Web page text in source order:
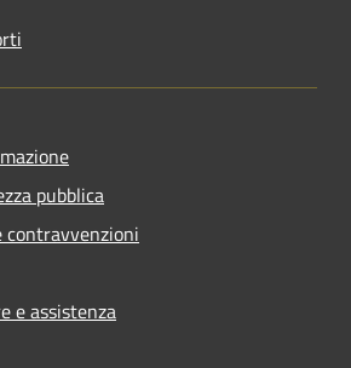
pubblica
contravvenzioni
e assistenza